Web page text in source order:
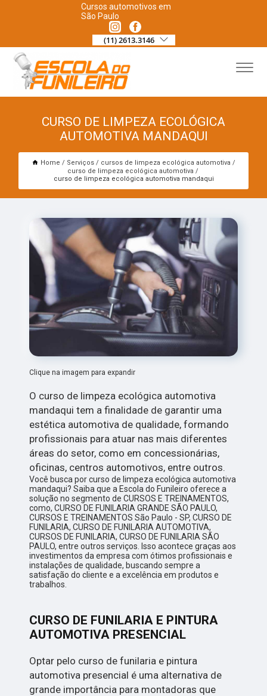
Cursos automotivos em
São Paulo
(11) 2613.3146
CURSO DE LIMPEZA ECOLÓGICA
AUTOMOTIVA MANDAQUI
Home Serviços
cursos de limpeza ecológica automotiva
curso de limpeza ecológica automotiva
curso de limpeza ecológica automotiva mandaqui
Clique na imagem para expandir
O curso de limpeza ecológica automotiva
mandaqui tem a finalidade de garantir uma
estética automotiva de qualidade, formando
profissionais para atuar nas mais diferentes
áreas do setor, como em concessionárias,
oficinas, centros automotivos, entre outros.
Você busca por curso de limpeza ecológica automotiva
mandaqui? Saiba que a Escola do Funileiro oferece a
solução no segmento de CURSOS E TREINAMENTOS,
como, CURSO DE FUNILARIA GRANDE SÃO PAULO,
CURSOS E TREINAMENTOS São Paulo - SP, CURSO DE
FUNILARIA, CURSO DE FUNILARIA AUTOMOTIVA,
CURSOS DE FUNILARIA, CURSO DE FUNILARIA SÃO
PAULO, entre outros serviços. Isso acontece graças aos
investimentos da empresa com ótimos profissionais e
instalações de qualidade, buscando sempre a
satisfação do cliente e a excelência em produtos e
trabalhos.
CURSO DE FUNILARIA E PINTURA
AUTOMOTIVA PRESENCIAL
Optar pelo curso de funilaria e pintura
automotiva presencial é uma alternativa de
grande importância para montadoras que